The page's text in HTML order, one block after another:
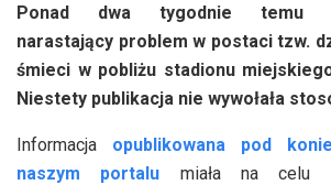
Ponad dwa tygodnie temu
narastający problem w postaci tzw.
śmieci w pobliżu stadionu
Niestety publikacja nie wywołała
Informacja opublikowana pod
naszym portalu miała na celu